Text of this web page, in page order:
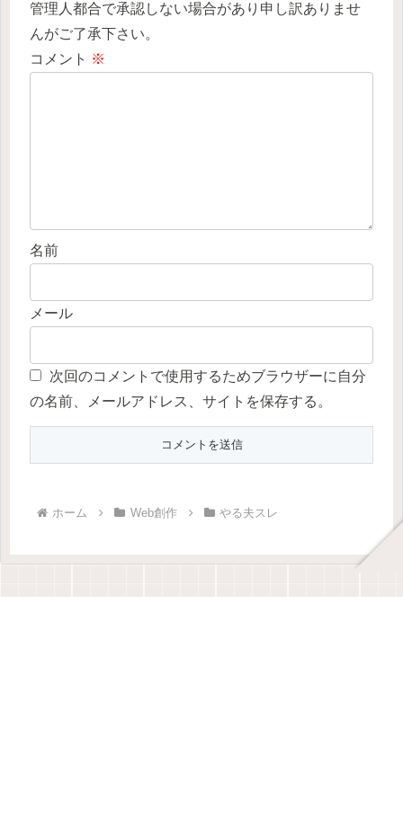
管理人都合で承認しない場合があり申し訳ありませ
んがご了承下さい。
コメント ※
名前
メール
次回のコメントで使用するためブラウザーに自分
の名前、メールアドレス、サイトを保存する。
ホーム Web創作 やる夫スレ